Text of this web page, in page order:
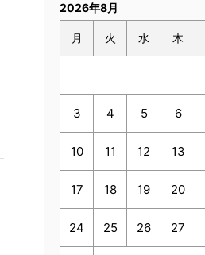
2026年8月
月 火 水 木
3 4 5 6
10 11 12 13
17 18 19 20
24 25 26 27